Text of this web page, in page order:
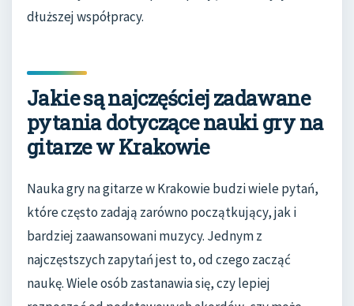
dłuższej współpracy.
Jakie są najczęściej zadawane
pytania dotyczące nauki gry na
gitarze w Krakowie
Nauka gry na gitarze w Krakowie budzi wiele pytań,
które często zadają zarówno początkujący, jak i
bardziej zaawansowani muzycy. Jednym z
najczęstszych zapytań jest to, od czego zacząć
naukę. Wiele osób zastanawia się, czy lepiej